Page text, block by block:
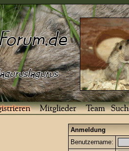
Anmeldung
Benutzername: